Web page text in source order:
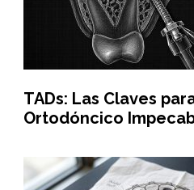
TADs: Las Claves
Ortodóncico